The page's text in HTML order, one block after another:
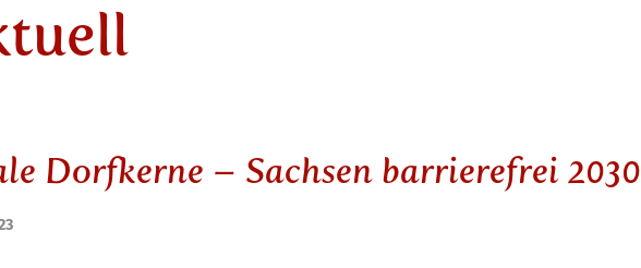
Dorfkerne – Sachsen barrierefrei 2030